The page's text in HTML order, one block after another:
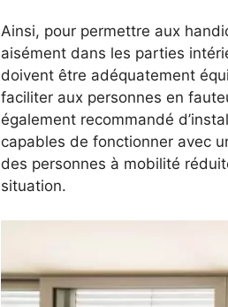
Ainsi, pour permettre aux
aisément dans les parties
doivent être adéquatement
faciliter aux personnes en
également recommandé
capables de fonctionner avec
des personnes à mobilité
situation.